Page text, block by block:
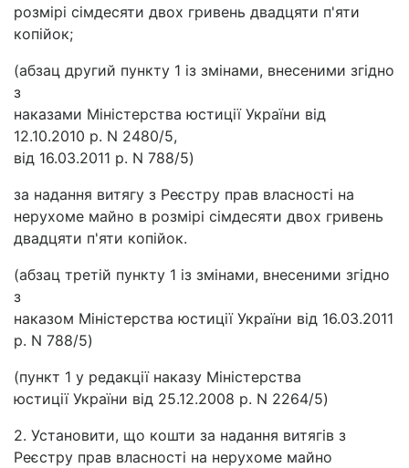
розмірі сімдесяти двох гривень двадцяти п'яти
копійок;
(абзац другий пункту 1 із змінами, внесеними згідно
з
наказами Міністерства юстиції України від
12.10.2010 р. N 2480/5,
від 16.03.2011 р. N 788/5)
за надання витягу з Реєстру прав власності на
нерухоме майно в розмірі сімдесяти двох гривень
двадцяти п'яти копійок.
(абзац третій пункту 1 із змінами, внесеними згідно
з
наказом Міністерства юстиції України від 16.03.2011
р. N 788/5)
(пункт 1 у редакції наказу Міністерства
юстиції України від 25.12.2008 р. N 2264/5)
2. Установити, що кошти за надання витягів з
Реєстру прав власності на нерухоме майно